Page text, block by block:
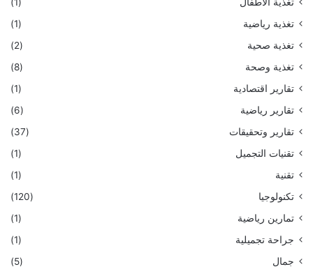
تغذية رياضية
(1)
تغذية صحية
(2)
تغذية وصحة
(8)
تقارير اقتصادية
(1)
تقارير رياضية
(6)
تقارير وتحقيقات
(37)
تقنيات التجميل
(1)
تقنية
(1)
تكنولوجيا
(120)
تمارين رياضية
(1)
جراحة تجميلية
(1)
جمال
(5)